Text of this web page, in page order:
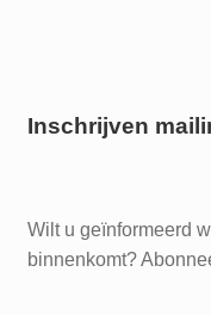
Inschrijven
Wilt u geïnformeerd
binnenkomt?